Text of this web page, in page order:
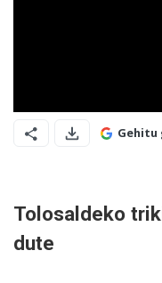
Gehitu
Tolosaldeko
dute